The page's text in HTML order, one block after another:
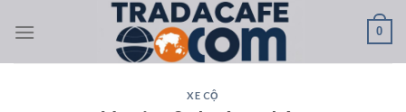
0
XE CỘ